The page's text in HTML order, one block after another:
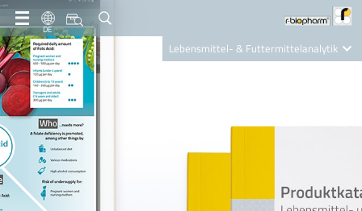
DE
Lebensmittel- & Futtermittelanalytik
Nutrition Care